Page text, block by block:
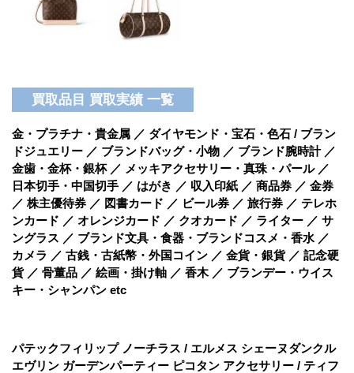
買取品目 買取実績 一覧
金・プラチナ・貴金属 ／ ダイヤモンド・宝石・色石 / ブラン
ドジュエリー ／ ブランドバッグ・小物 ／ ブランド腕時計 ／
金歯・金杯・銀杯 ／ メッキアクセサリー・真珠・パール ／
日本切手・中国切手 ／ はがき ／ 収入印紙 ／ 商品券 ／ 金券
／ 株主優待券 ／ 図書カード ／ ビール券 ／ 旅行券 ／ テレホ
ンカード ／ オレンジカード ／ クオカード ／ ライター ／ サ
ングラス ／ ブランド文具・食器・ブランドコスメ・香水 ／
カメラ ／ 古銭・古紙幣・外国コイン ／ 金貨・銀貨 ／ 記念硬
貨 ／ 骨董品 ／ 絵画・掛け軸 ／ 香木 ／ ブランデー・ウイス
キー・シャンパン etc
パテックフィリップ ノーチラス / エルメス シェーヌダンクル
エヴリン ガーデンパーティー ピコタン アクセサリー / ティフ